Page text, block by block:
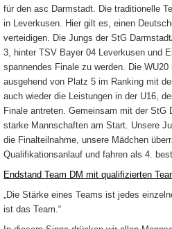
für den asc Darmstadt. Die traditionelle
in Leverkusen. Hier gilt es, einen
verteidigen. Die Jungs der StG
3, hinter TSV Bayer 04 Leverkusen und
spannendes Finale zu werden. Die
ausgehend von Platz 5 im Ranking mit
auch wieder die Leistungen in der U16,
Finale antreten. Gemeinsam mit der
starke Mannschaften am Start. Unsere
die Finalteilnahme, unsere Mädchen
Qualifikationsanlauf und fahren als 4.
Endstand Team DM mit qualifizierten
„Die Stärke eines Teams ist jedes
ist das Team.“